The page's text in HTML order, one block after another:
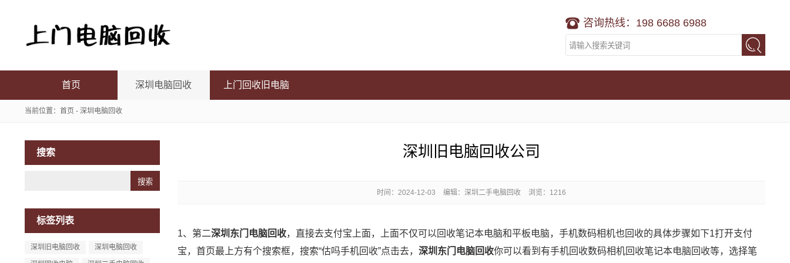
咨询热线：198 6688 6988
首页 深圳电脑回收 上门回收旧电脑
当前位置： 首页 - 深圳电脑回收
搜索
标签列表
深圳旧电脑回收 深圳电脑回收
深圳旧电脑回收公司
时间： 2024-12-03 编辑：深圳二手电脑回收 浏览：1216
1、第二深圳东门电脑回收，直接去支付宝上面，上面不仅可以回收笔记本电脑和平板电脑，手机数码相机也回收的具体步骤如下1打开支付
宝，首页最上方有个搜索框，搜索“估吗手机回收”点击去， 深圳东门电脑回收你可以看到有手机回收数码相机回收笔记本电脑回收等，选择笔